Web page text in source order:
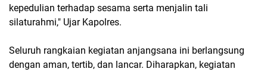
kepedulian terhadap sesama serta menjalin tali
silaturahmi," Ujar Kapolres.
Seluruh rangkaian kegiatan anjangsana ini berlangsung
dengan aman, tertib, dan lancar. Diharapkan, kegiatan